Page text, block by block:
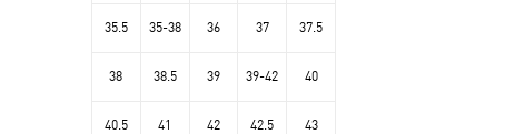
35.5 35-38 36 37 37.5
38 38.5 39 39-42 40
40.5 41 42 42.5 43